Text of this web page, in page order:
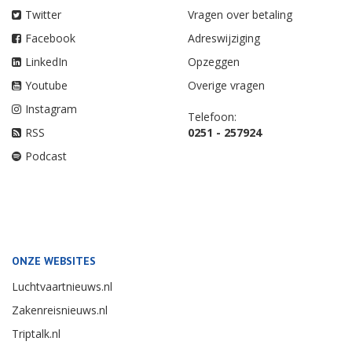
Twitter
Facebook
LinkedIn
Youtube
Instagram
RSS
Podcast
Vragen over betaling
Adreswijziging
Opzeggen
Overige vragen
Telefoon:
0251 - 257924
ONZE WEBSITES
Luchtvaartnieuws.nl
Zakenreisnieuws.nl
Triptalk.nl